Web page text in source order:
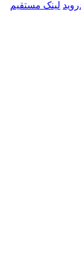
لینک مستقیم